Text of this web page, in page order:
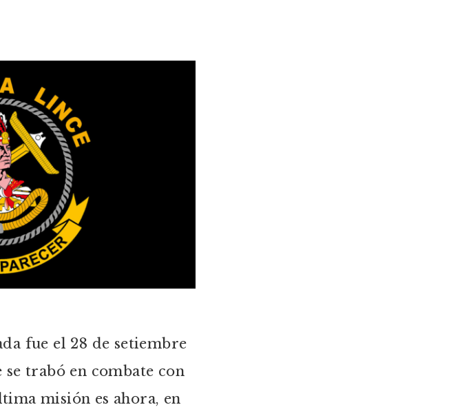
fue el 28 de setiembre
se trabó en combate con
misión es ahora, en